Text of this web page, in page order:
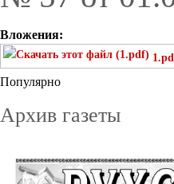
Вложения:
Популярно
Архив газеты